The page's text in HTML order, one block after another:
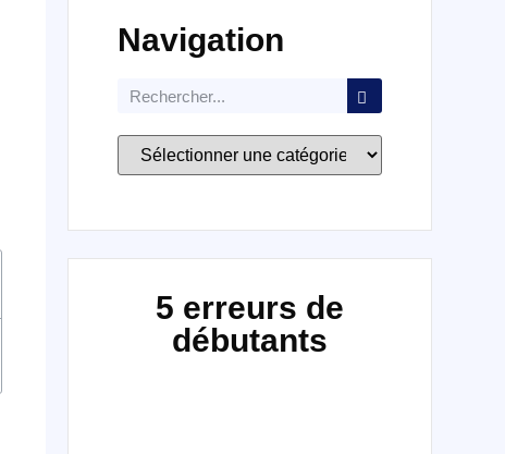
Navigation
5 erreurs de
débutants